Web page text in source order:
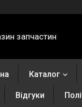
запчастин
Каталог
Відгуки